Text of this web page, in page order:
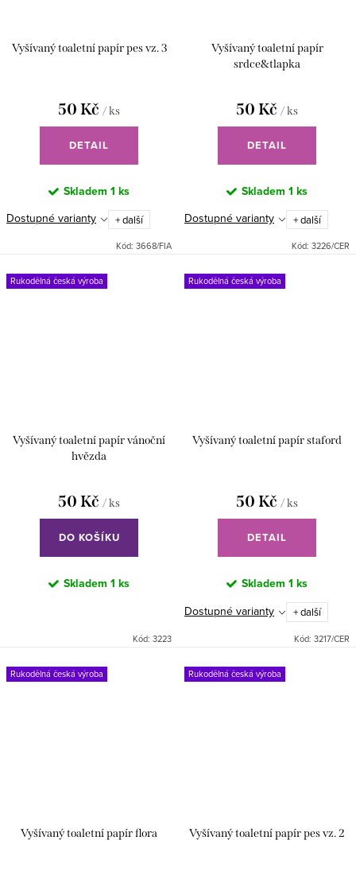
Vyšívaný toaletní papír pes vz. 3
50 Kč / ks
DETAIL
Skladem 1 ks
Dostupné varianty + další
Kód: 3668/FIA
Vyšívaný toaletní papír
srdce&tlapka
50 Kč / ks
DETAIL
Skladem 1 ks
Dostupné varianty + další
Kód: 3226/CER
Rukodělná česká výroba
Vyšívaný toaletní papír vánoční
hvězda
50 Kč / ks
DO KOŠÍKU
Skladem 1 ks
Kód: 3223
Rukodělná česká výroba
Vyšívaný toaletní papír staford
50 Kč / ks
DETAIL
Skladem 1 ks
Dostupné varianty + další
Kód: 3217/CER
Rukodělná česká výroba
Vyšívaný toaletní papír flora
Rukodělná česká výroba
Vyšívaný toaletní papír pes vz. 2